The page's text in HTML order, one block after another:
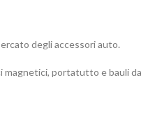
degli accessori auto.
magnetici, portatutto e bauli da